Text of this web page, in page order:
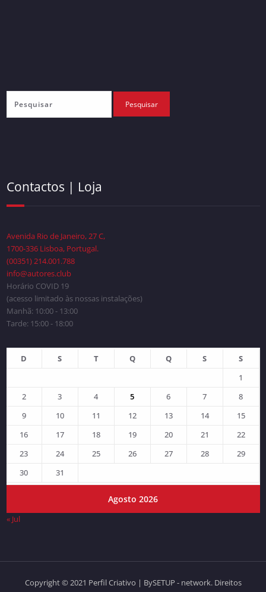
Contactos | Loja
Avenida Rio de Janeiro, 27 C,
1700-336 Lisboa, Portugal.
(00351) 214.001.788
info@autores.club
Horário COVID 19
(acesso limitado às nossas instalações)
Manhã: 10:00 - 13:00
Tarde: 15:00 - 18:00
Agosto 2026
D S T Q Q S
S
1
2
3 4 5 6 7
8
9
10 11 12 13 14
15
16
17 18 19 20 21
22
23
24 25 26 27 28
29
30
31
« Jul
Copyright © 2021 Perfil Criativo | BySETUP - network. Direitos